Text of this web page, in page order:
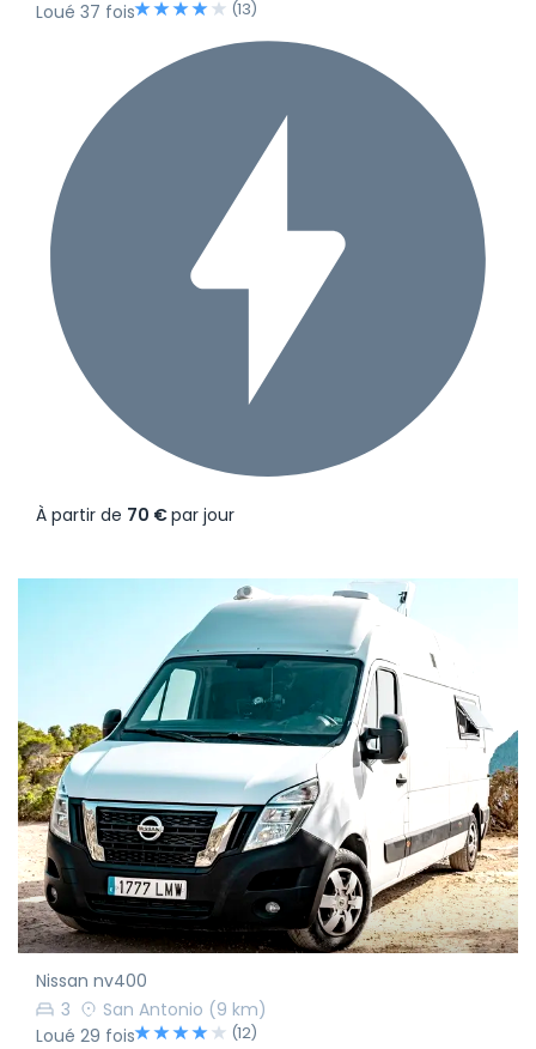
Loué 37 fois (13)
À partir de 70 €par jour
Nissan nv400
3
San Antonio (9 km)
Loué 29 fois
(12)